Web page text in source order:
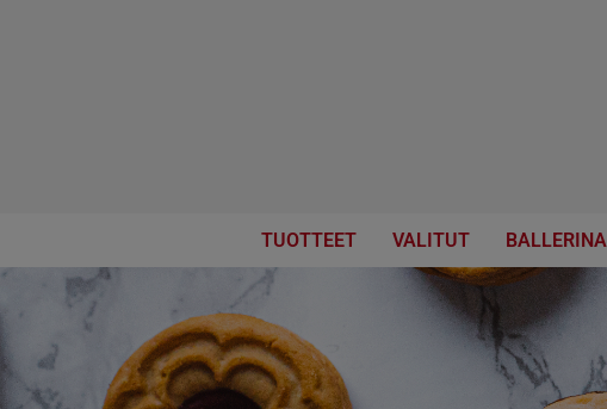
TUOTTEET VALITUT BALLERINA